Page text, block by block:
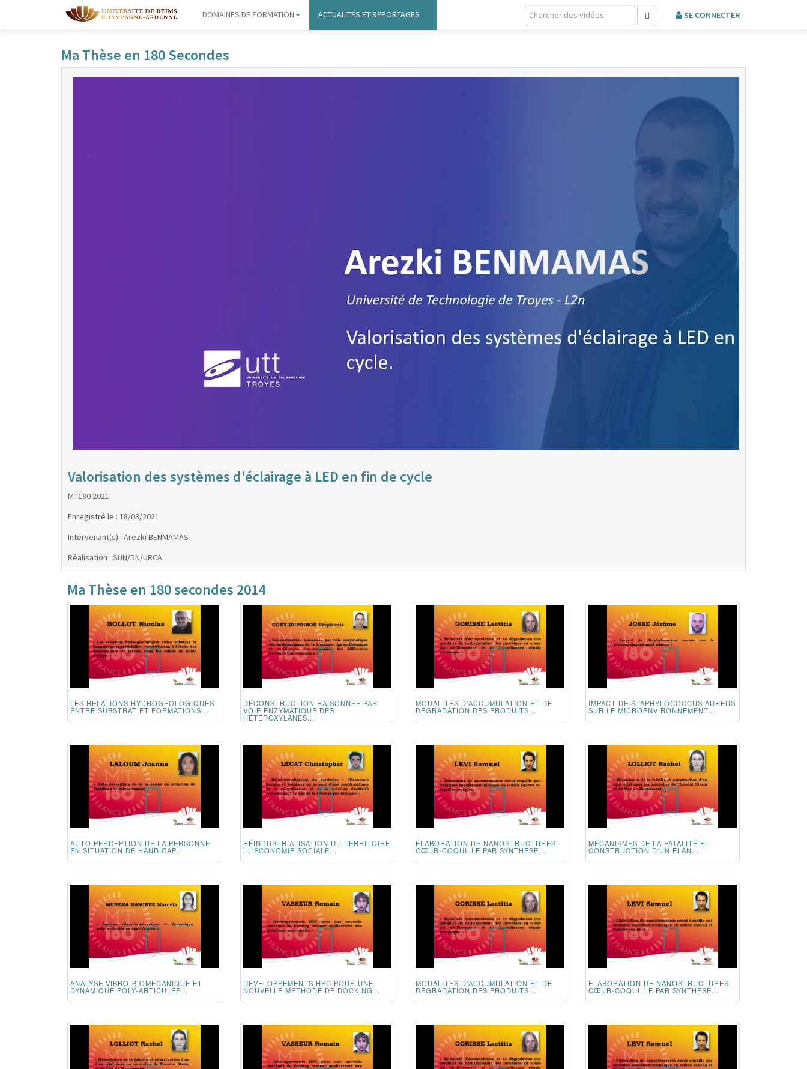
DOMAINES DE FORMATION ACTUALITÉS ET REPORTAGES
Ma Thèse en 180 Secondes
Valorisation des systèmes d'éclairage à LED en fin de cycle
MT180 2021
Enregistré le : 18/03/2021
Intervenant(s) : Arezki BENMAMAS
Réalisation : SUN/DN/URCA
Ma Thèse en 180 secondes 2014
LES RELATIONS HYDROGÉOLOGIQUES
ENTRE SUBSTRAT ET FORMATIONS...
DÉCONSTRUCTION RAISONNÉE PAR
VOIE ENZYMATIQUE DES
HÉTÉROXYLANES...
MODALITÉS D'ACCUMULATION ET DE
DÉGRADATION DES PRODUITS...
IMPACT DE STAPHYLOCOCCUS AUREUS
SUR LE MICROENVIRONNEMENT...
AUTO PERCEPTION DE LA PERSONNE
EN SITUATION DE HANDICAP...
RÉINDUSTRIALISATION DU TERRITOIRE
: L'ECONOMIE SOCIALE...
ÉLABORATION DE NANOSTRUCTURES
CŒUR-COQUILLE PAR SYNTHÈSE...
MÉCANISMES DE LA FATALITÉ ET
CONSTRUCTION D'UN ÉLAN...
ANALYSE VIBRO-BIOMÉCANIQUE ET
DYNAMIQUE POLY-ARTICULÉE...
DÉVELOPPEMENTS HPC POUR UNE
NOUVELLE MÉTHODE DE DOCKING...
MODALITÉS D'ACCUMULATION ET DE
DÉGRADATION DES PRODUITS...
ÉLABORATION DE NANOSTRUCTURES
CŒUR-COQUILLE PAR SYNTHÈSE...